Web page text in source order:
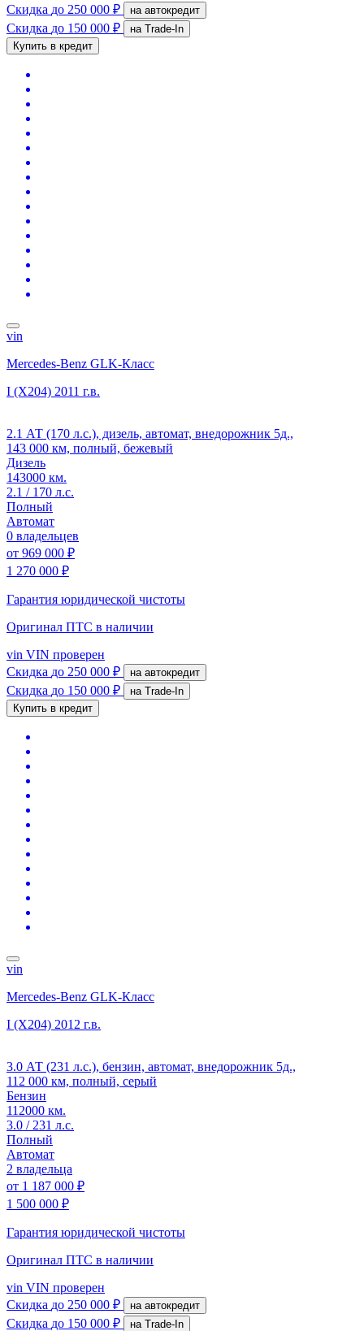
Скидка до 250 000 ₽ на автокредит
Скидка до 150 000 ₽
на Trade-In
Купить в кредит
vin
Mercedes-Benz GLK-Класс
I (X204) 2011 г.в.
2.1 АТ (170 л.с.), дизель, автомат, внедорожник 5д.,
143 000 км, полный, бежевый
Дизель
143000 км.
2.1 / 170 л.с.
Полный
Автомат
0 владельцев
от 969 000 ₽
1 270 000 ₽
Гарантия юридической чистоты
Оригинал ПТС в наличии
vin VIN проверен
Скидка до 250 000 ₽ на автокредит
Скидка до 150 000 ₽
на Trade-In
Купить в кредит
vin
Mercedes-Benz GLK-Класс
I (X204) 2012 г.в.
3.0 АТ (231 л.с.), бензин, автомат, внедорожник 5д.,
112 000 км, полный, серый
Бензин
112000 км.
3.0 / 231 л.с.
Полный
Автомат
2 владельца
от 1 187 000 ₽
1 500 000 ₽
Гарантия юридической чистоты
Оригинал ПТС в наличии
vin VIN проверен
Скидка до 250 000 ₽ на автокредит
Скидка до 150 000 ₽
на Trade-In